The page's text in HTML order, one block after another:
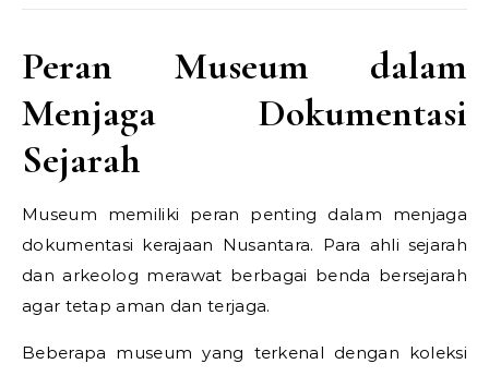
Peran Museum dalam
Menjaga Dokumentasi
Sejarah
Museum memiliki peran penting dalam menjaga
dokumentasi kerajaan Nusantara. Para ahli sejarah
dan arkeolog merawat berbagai benda bersejarah
agar tetap aman dan terjaga.
Beberapa museum yang terkenal dengan koleksi